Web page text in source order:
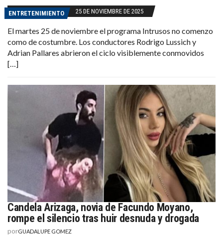
ENTRETENIMIENTO 25 DE NOVIEMBRE DE 2025
El martes 25 de noviembre el programa Intrusos no comenzo
como de costumbre. Los conductores Rodrigo Lussich y
Adrian Pallares abrieron el ciclo visiblemente conmovidos
[…]
Candela Arizaga, novia de Facundo Moyano,
rompe el silencio tras huir desnuda y drogada
porGUADALUPE GOMEZ